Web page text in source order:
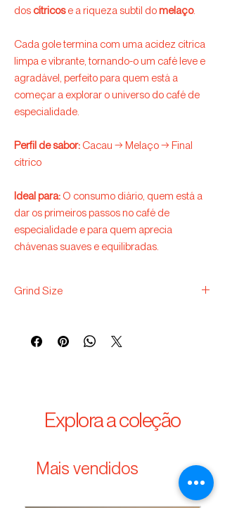
dos cítricose a riqueza subtil domelaço.
Cada gole termina com uma acidez cítrica
limpa e vibrante, tornando-o um café leve e
agradável, perfeito para quem está a
começar a explorar o universo do café de
especialidade.
Perfil de sabor: Cacau → Melaço → Final
cítrico
Ideal para: O consumo diário, quem está a
dar os primeiros passos no café de
especialidade e para quem aprecia
chávenas suaves e equilibradas.
Grind Size
Coarse: French press, Cold brew, Clever, Hario
Explora a coleção
Mais vendidos